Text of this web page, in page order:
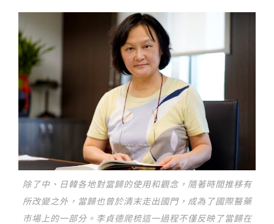
除了中、日韓各地對當歸的使用和觀念，隨著時間推移有
所改變之外，當歸也曾於清末走出國門，成為了國際醫藥
市場上的一部分。李貞德爬梳這一過程不僅反映了當歸在